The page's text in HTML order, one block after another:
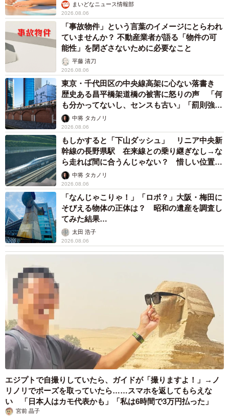
まいどなニュース情報部
2026.08.06
「事故物件」という言葉のイメージにとらわれ
ていませんか？ 不動産業者が語る「物件の可
能性」を閉ざさないために必要なこと
平藤 清刀
2026.08.06
東京・千代田区の中央線高架に心ない落書き
歴史ある昌平橋架道橋の被害に怒りの声 「何
も分かってないし、センスも古い」「罰則強化
して」中将 タカノリ
2026.08.06
もしかすると「下山ダッシュ」 リニア中央新
幹線の長野県駅 在来線との乗り継ぎなし→な
ら走れば間に合うんじゃない？ 惜しい位置関
係が反響
中将 タカノリ
2026.08.06
「なんじゃこりゃ！」「ロボ？」大阪・梅田に
そびえる物体の正体は？ 昭和の遺産を調査し
てみた結果…
太田 浩子
2026.08.06
エジプトで自撮りしていたら、ガイドが「撮りますよ！」→ノ
リノリでポーズを取っていたら……スマホを返してもらえな
い 「日本人はカモ代表かも」「私は6時間で3万円払った」
宮前 晶子